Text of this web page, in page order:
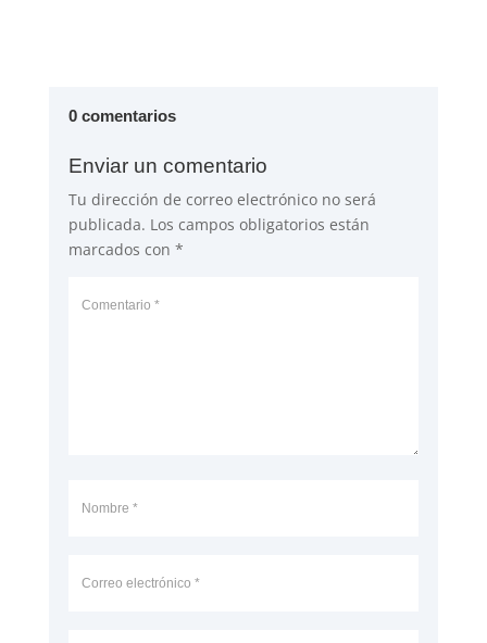
0 comentarios
Enviar un comentario
Tu dirección de correo electrónico no será
publicada. Los campos obligatorios están
marcados con *